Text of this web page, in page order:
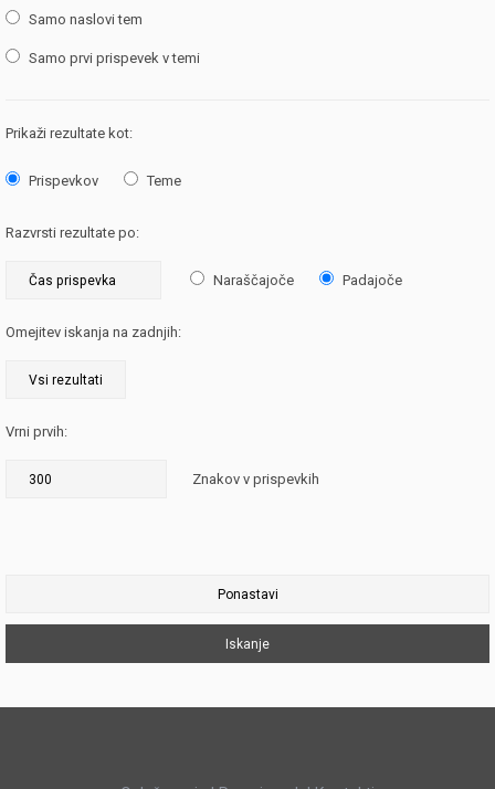
Samo naslovi tem
Samo prvi prispevek v temi
Prikaži rezultate kot:
Prispevkov Teme
Razvrsti rezultate po:
Naraščajoče Padajoče
Omejitev iskanja na zadnjih:
Vrni prvih:
Znakov v prispevkih